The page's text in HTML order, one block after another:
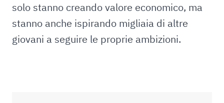
solo stanno creando valore economico, ma
stanno anche ispirando migliaia di altre
giovani a seguire le proprie ambizioni.